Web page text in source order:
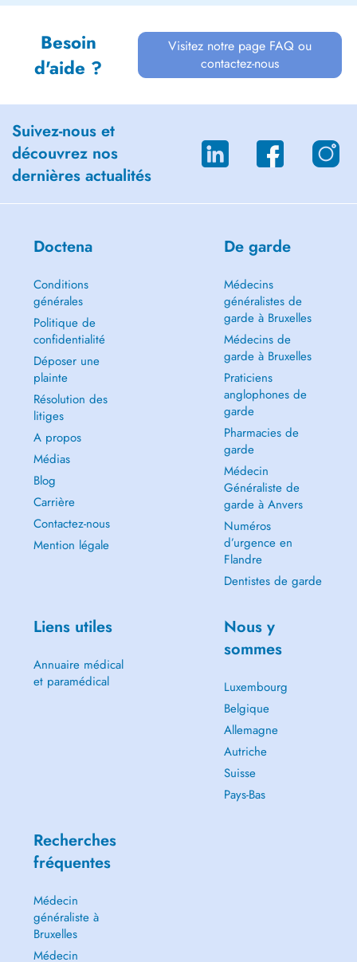
Besoin
d'aide ?
Visitez notre page FAQ ou
contactez-nous
Suivez-nous et
découvrez nos
dernières actualités
Doctena
Conditions
générales
Politique de
confidentialité
Déposer une
plainte
Résolution des
litiges
A propos
Médias
Blog
Carrière
Contactez-nous
Mention légale
De garde
Médecins
généralistes de
garde à Bruxelles
Médecins de
garde à Bruxelles
Praticiens
anglophones de
garde
Pharmacies de
garde
Médecin
Généraliste de
garde à Anvers
Numéros
d’urgence en
Flandre
Dentistes de garde
Liens utiles
Annuaire médical
et paramédical
Nous y
sommes
Luxembourg
Belgique
Allemagne
Autriche
Suisse
Pays-Bas
Recherches
fréquentes
Médecin
généraliste à
Bruxelles
Médecin